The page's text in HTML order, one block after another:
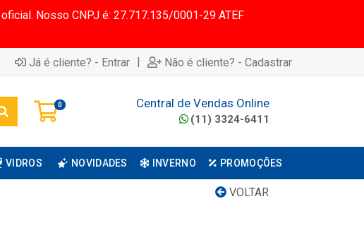
Nosso CNPJ é: 27.717.135/0001-29 ATEF
Já é cliente? - Entrar | Não é cliente? - Cadastrar
0 Central de Vendas Online
(11) 3324-6411
VIDROS NOVIDADES INVERNO PROMOÇÕES
VOLTAR